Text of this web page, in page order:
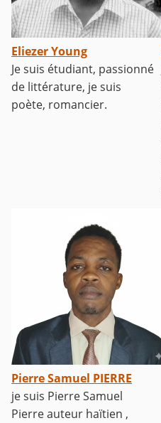
Eliezer Young
Je suis étudiant, passionné
de littérature, je suis
poète, romancier.
Pierre Samuel PIERRE
je suis Pierre Samuel
Pierre auteur haïtien ,